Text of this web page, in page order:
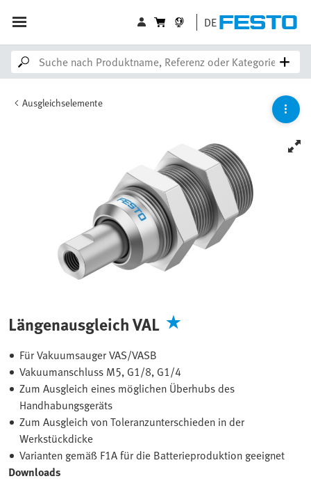
DE
Ausgleichselemente
Längenausgleich VAL
Für Vakuumsauger VAS/VASB
Vakuumanschluss M5, G1/8, G1/4
Zum Ausgleich eines möglichen Überhubs des
Handhabungsgeräts
Zum Ausgleich von Toleranzunterschieden in der
Werkstückdicke
Varianten gemäß F1A für die Batterieproduktion geeignet
Downloads